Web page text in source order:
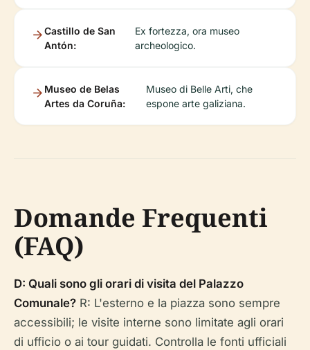
Castillo de San
Antón:
Ex fortezza, ora museo
archeologico.
Museo de Belas
Artes da Coruña:
Museo di Belle Arti, che
espone arte galiziana.
Domande Frequenti
(FAQ)
D: Quali sono gli orari di visita del Palazzo
Comunale? R: L'esterno e la piazza sono sempre
accessibili; le visite interne sono limitate agli orari
di ufficio o ai tour guidati. Controlla le fonti ufficiali